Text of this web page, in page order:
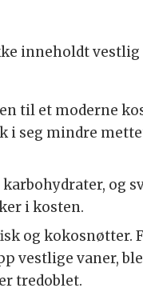
inneholdt
til et moderne
i seg mindre
karbohydrater, og
i kosten.
og kokosnøtter.
vestlige vaner,
tredoblet.